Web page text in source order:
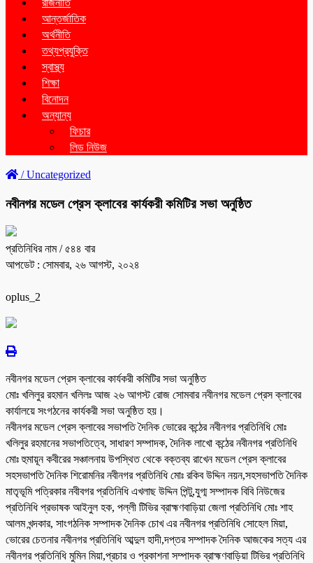
রাজনীতি
আন্তর্জাতিক
অর্থনীতি
তথ্যপ্রযুক্তি
স্বাস্থ্য
শিক্ষা
বিনোদন
অন্যান্য
ফিচার
লিড নিউজ
/Uncategorized
নবীনগর মডেল প্রেস ক্লাবের কার্যকরী কমিটির সভা অনুষ্ঠিত
প্রতিনিধির নাম/ ৫৪৪ বার
আপডেট : সোমবার, ২৬ আগস্ট, ২০২৪
oplus_2
নবীনগর মডেল প্রেস ক্লাবের কার্যকরী কমিটির সভা অনুষ্ঠিত
মোঃ খলিলুর রহমান খলিলঃ আজ ২৬ আগস্ট রোজ সোমবার নবীনগর মডেল প্রেস ক্লাবের
কার্যালয়ে সংগঠনের কার্যকরী সভা অনুষ্ঠিত হয়।
নবীনগর মডেল প্রেস ক্লাবের সভাপতি দৈনিক ভোরের কন্ঠের নবীনগর প্রতিনিধি মোঃ
খলিলুর রহমানের সভাপতিত্বে, সাধারণ সম্পাদক, দৈনিক লাখো কন্ঠের নবীনগর প্রতিনিধি
মোঃ হুমায়ূন কবীরের সঞ্চালনায় উপস্থিত থেকে বক্তব্য রাখেন মডেল প্রেস ক্লাবের
সহসভাপতি দৈনিক শিরোমনির নবীনগর প্রতিনিধি মোঃ রকিব উদ্দিন নয়ন,সহসভাপতি দৈনিক
মাতৃভূমি পত্রিকার নবীবগর প্রতিনিধি এখলাছ উদ্দিন পিন্টু,যুগ্ম সম্পাদক বিবি নিউজের
প্রতিনিধি প্রভাষক আইনুল হক, পল্লী টিভির ব্রাহ্মণবাড়িয়া জেলা প্রতিনিধি মোঃ শাহ
আলম খন্দকার, সাংগঠনিক সম্পাদক দৈনিক চোখ এর নবীনগর প্রতিনিধি সোহেল মিয়া,
ভোরের চেতনার নবীনগর প্রতিনিধি আব্দুল হাদী,দপ্তর সম্পাদক দৈনিক আজকের সত্য এর
নবীনগর প্রতিনিধি মুমিন মিয়া,প্রচার ও প্রকাশনা সম্পাদক ব্রাহ্মণবাড়িয়া টিভির প্রতিনিধি